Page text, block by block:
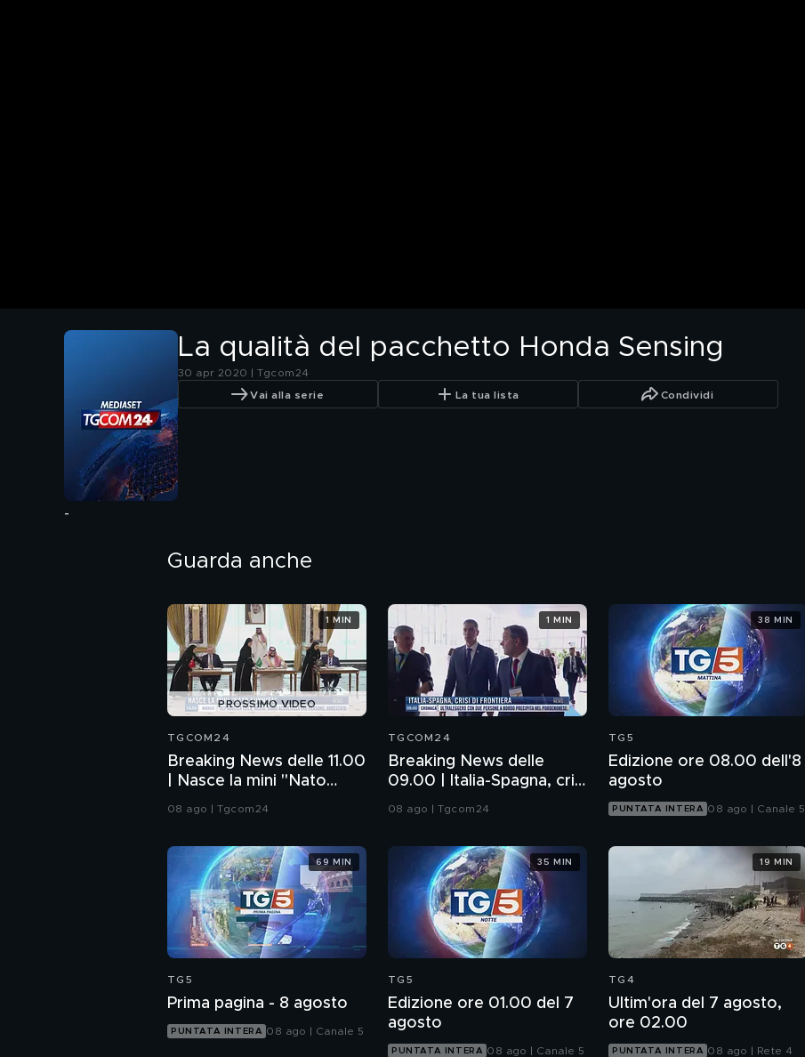
La qualità del pacchetto Honda Sensing
30 apr 2020 | Tgcom24
Vai alla serie La tua lista Condividi
-
Guarda anche
PROSSIMO VIDEO
TGCOM24
Breaking News delle 11.00
| Nasce la mini "Nato
sunnita"
08 ago | Tgcom24
1 MIN
TGCOM24
Breaking News delle
09.00 | Italia-Spagna, crisi
di frontiera
08 ago | Tgcom24
1 MIN
TG5
Edizione ore 08.00 dell'8
agosto
PUNTATA INTERA 08 ago | Canale 5
38 MIN
TG5
Prima pagina - 8 agosto
PUNTATA INTERA 08 ago | Canale 5
69 MIN
TG5
Edizione ore 01.00 del 7
agosto
PUNTATA INTERA 08 ago | Canale 5
35 MIN
TG4
Ultim'ora del 7 agosto,
ore 02.00
PUNTATA INTERA 08 ago | Rete 4
19 MIN